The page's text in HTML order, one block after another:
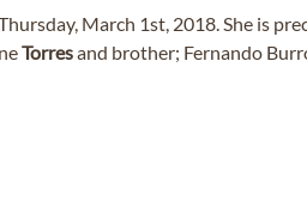
March 1st, 2018. She is
Torresand brother; Fernando